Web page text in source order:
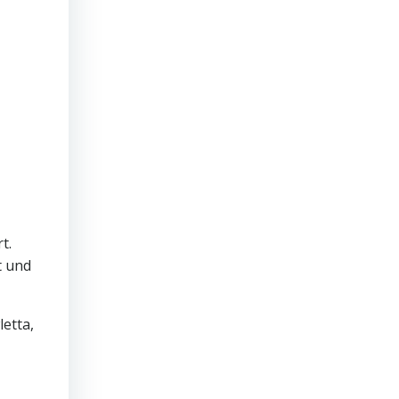
und